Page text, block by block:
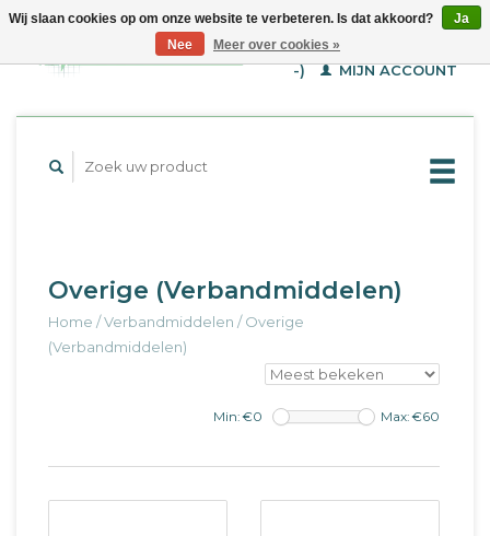
WINKELWAGEN (€--,-
-)
MIJN ACCOUNT
Overige (Verbandmiddelen)
Home /Verbandmiddelen /Overige
(Verbandmiddelen)
Min: €0 Max: €60
Wij slaan cookies op om onze website te verbeteren. Is dat akkoord?
Ja
Nee
Meer over cookies »